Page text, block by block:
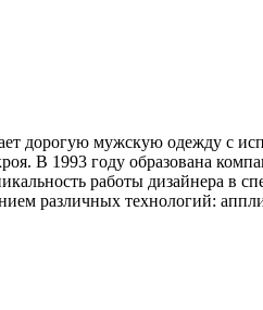
дорогую мужскую одежду с
В 1993 году образована
работы дизайнера в
различных технологий: